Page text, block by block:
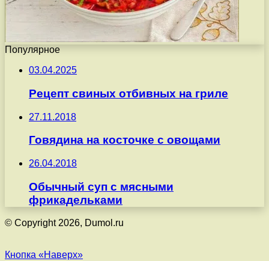
Популярное
03.04.2025
Рецепт свиных отбивных на гриле
27.11.2018
Говядина на косточке с овощами
26.04.2018
Обычный суп с мясными
фрикадельками
© Copyright 2026, Dumol.ru
Кнопка «Наверх»